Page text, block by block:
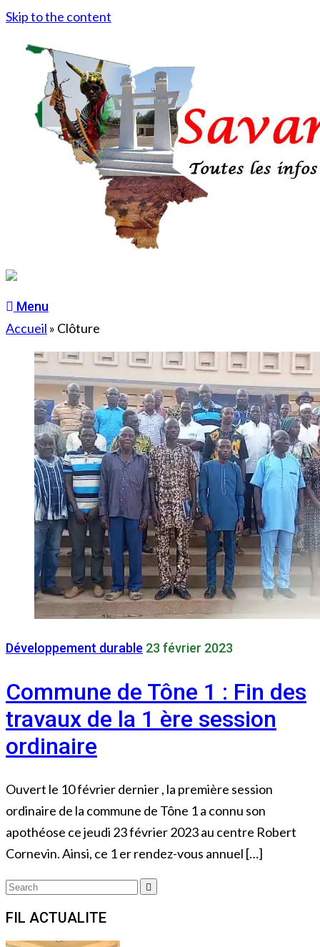
Skip to the content
Menu
Accueil » Clôture
Développement durable 23 février 2023
Commune de Tône 1 : Fin des
travaux de la 1 ère session
ordinaire
Ouvert le 10 février dernier , la première session
ordinaire de la commune de Tône 1 a connu son
apothéose ce jeudi 23 février 2023 au centre Robert
Cornevin. Ainsi, ce 1 er rendez-vous annuel […]
Search
FIL ACTUALITE